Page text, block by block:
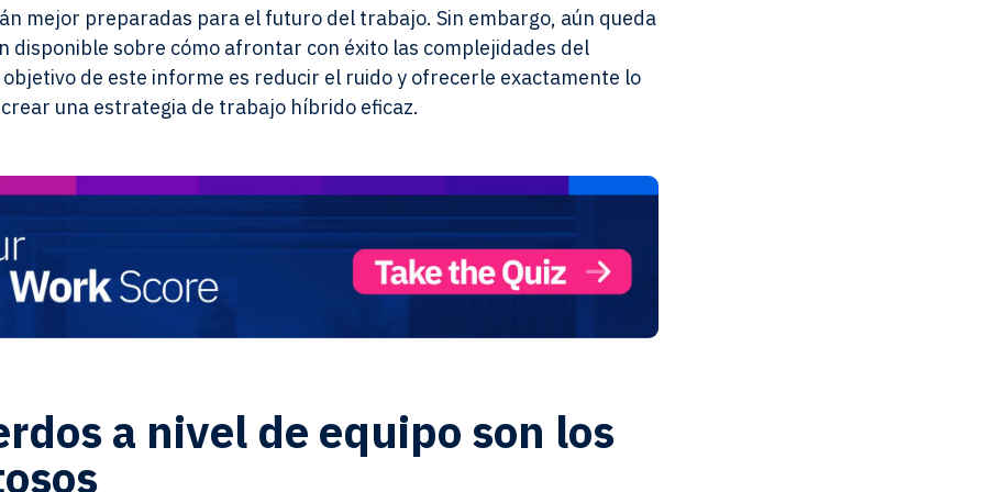
mejor preparadas para el futuro del trabajo. Sin embargo, aún queda
disponible sobre cómo afrontar con éxito las complejidades del
de este informe es reducir el ruido y ofrecerle exactamente lo
una estrategia de trabajo híbrido eficaz.
a nivel de equipo son los